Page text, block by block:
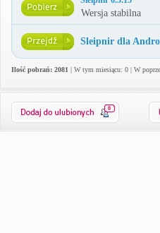
Wersja stabilna
Sleipnir dla
Ilość pobrań: 2081 | W tym miesiącu: 0 | W
0